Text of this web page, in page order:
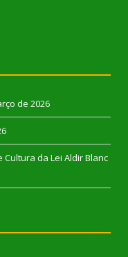
de 2026
da Lei Aldir Blanc